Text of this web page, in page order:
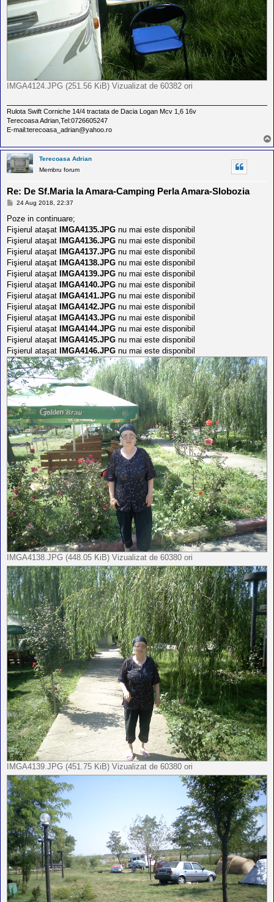
IMGA4124.JPG (251.56 KiB) Vizualizat de 60382 ori
Rulota Swift Corniche 14/4 tractata de Dacia Logan Mcv 1,6 16v
Terecoasa Adrian,Tel:0726605247
E-mail:terecoasa_adrian@yahoo.ro
Terecoasa Adrian
Membru forum
Re: De Sf.Maria la Amara-Camping Perla Amara-Slobozia
M
s
j
24 Aug 2018, 22:37
Poze in continuare;
Fişierul ataşat
IMGA4135.JPG nu mai este disponibil
Fişierul ataşat
IMGA4136.JPG nu mai este disponibil
Fişierul ataşat
IMGA4137.JPG nu mai este disponibil
Fişierul ataşat
IMGA4138.JPG nu mai este disponibil
Fişierul ataşat
IMGA4139.JPG nu mai este disponibil
Fişierul ataşat
IMGA4140.JPG nu mai este disponibil
Fişierul ataşat
IMGA4141.JPG nu mai este disponibil
Fişierul ataşat
IMGA4142.JPG nu mai este disponibil
Fişierul ataşat
IMGA4143.JPG nu mai este disponibil
Fişierul ataşat
IMGA4144.JPG nu mai este disponibil
Fişierul ataşat
IMGA4145.JPG nu mai este disponibil
Fişierul ataşat
IMGA4146.JPG nu mai este disponibil
IMGA4138.JPG (448.05 KiB) Vizualizat de 60380 ori
IMGA4139.JPG (451.75 KiB) Vizualizat de 60380 ori